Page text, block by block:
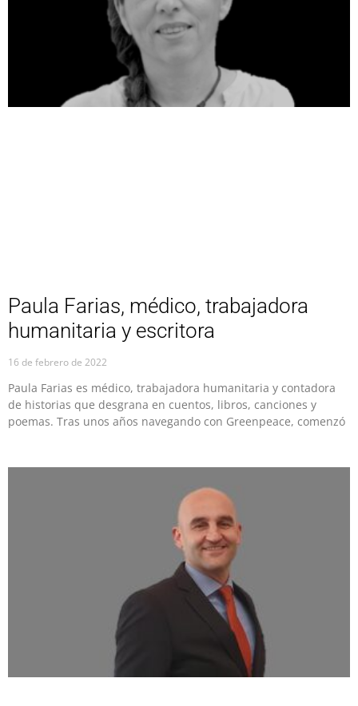
Paula Farias, médico, trabajadora
humanitaria y escritora
16 de febrero de 2022
Paula Farias es médico, trabajadora humanitaria y contadora
de historias que desgrana en cuentos, libros, canciones y
poemas. Tras unos años navegando con Greenpeace, comenzó